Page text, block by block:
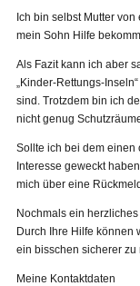
Ich bin selbst Mutter
mein Sohn Hilfe
Als Fazit kann ich aber
„Kinder-Rettungs-
sind. Trotzdem bin ich
nicht genug
Sollte ich bei dem einen
Interesse geweckt
mich über eine
Nochmals ein
Durch Ihre Hilfe können
ein bisschen sicherer zu
Meine Kontaktdaten